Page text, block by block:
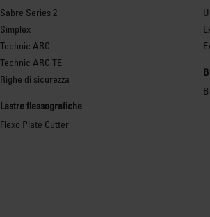
Sabre Series 2
Simplex
Technic ARC
Technic ARC TE
Righe di sicurezza
Lastre flessografiche
Flexo Plate Cutter